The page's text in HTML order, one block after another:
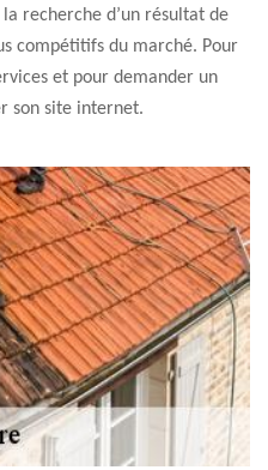
recherche d’un résultat de
compétitifs du marché. Pour
et pour demander un
son site internet.